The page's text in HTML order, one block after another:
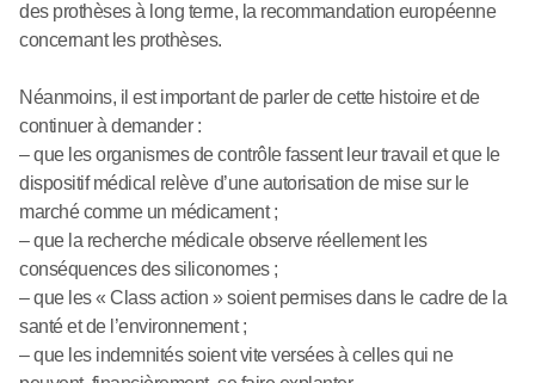
des prothèses à long terme, la recommandation européenne
concernant les prothèses.
Néanmoins, il est important de parler de cette histoire et de
continuer à demander :
– que les organismes de contrôle fassent leur travail et que le
dispositif médical relève d’une autorisation de mise sur le
marché comme un médicament ;
– que la recherche médicale observe réellement les
conséquences des siliconomes ;
– que les « Class action » soient permises dans le cadre de la
santé et de l’environnement ;
– que les indemnités soient vite versées à celles qui ne